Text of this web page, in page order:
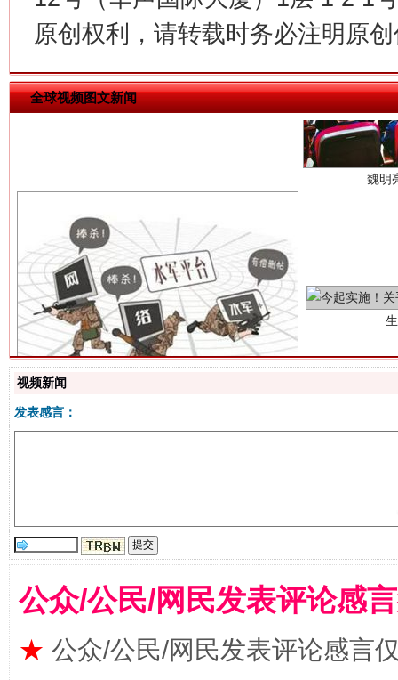
原创权利，请转载时务必注明原
全球视频图文新闻
魏明
“刷贴”乱象丛生
揭批美国五大"原罪"
视频新闻
发表感言：
公众/公民/网民发表评论感
★ 公众/公民/网民发表评论感言